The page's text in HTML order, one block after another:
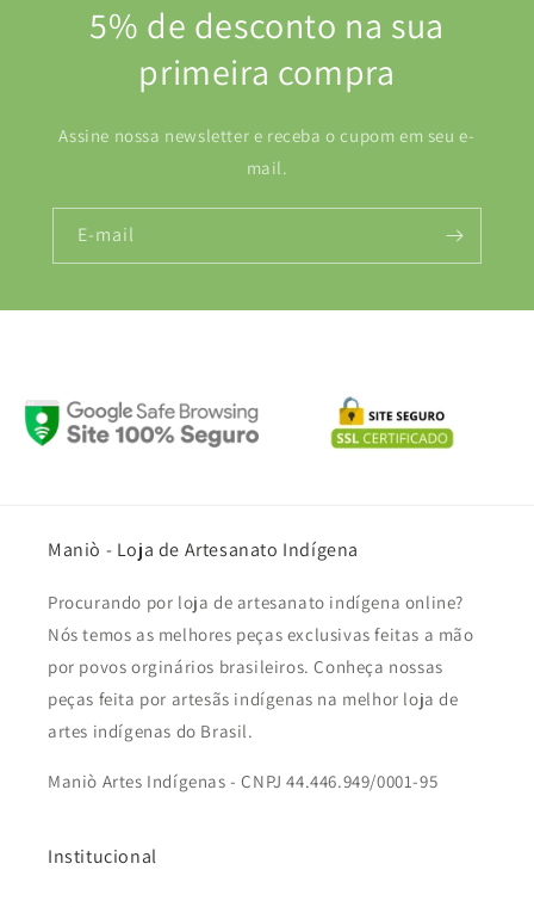
5% de desconto na sua
primeira compra
Assine nossa newsletter e receba o cupom em seu e-
mail.
E-mail
Maniò - Loja de Artesanato Indígena
Procurando por loja de artesanato indígena online?
Nós temos as melhores peças exclusivas feitas a mão
por povos orginários brasileiros. Conheça nossas
peças feita por artesãs indígenas na melhor loja de
artes indígenas do Brasil.
Maniò Artes Indígenas - CNPJ 44.446.949/0001-95
Institucional